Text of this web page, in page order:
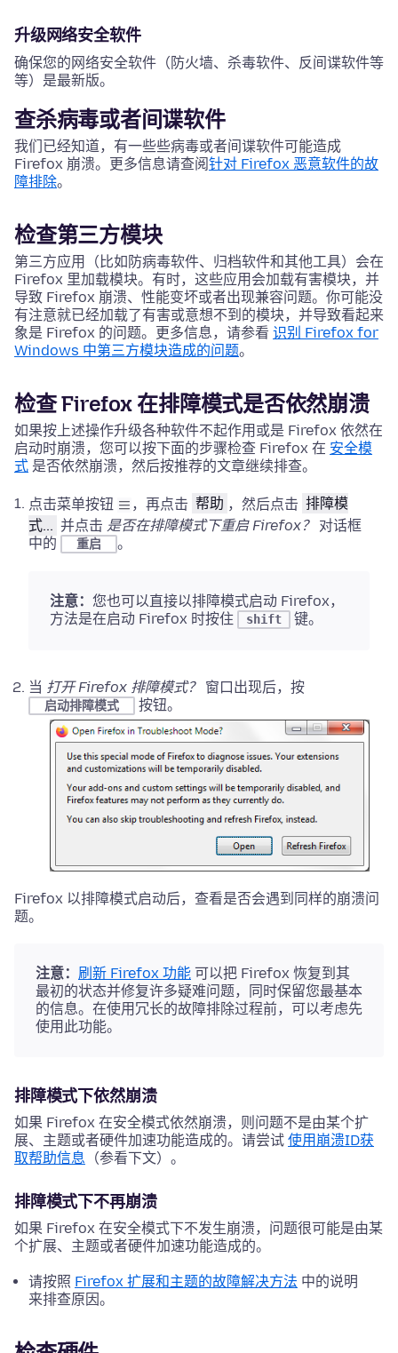
升级网络安全软件
确保您的网络安全软件（防火墙、杀毒软件、反间谍软件等
等）是最新版。
查杀病毒或者间谍软件
我们已经知道，有一些些病毒或者间谍软件可能造成
Firefox 崩溃。更多信息请查阅针对 Firefox 恶意软件的故
障排除。
检查第三方模块
第三方应用（比如防病毒软件、归档软件和其他工具）会在
Firefox 里加载模块。有时，这些应用会加载有害模块，并
导致 Firefox 崩溃、性能变坏或者出现兼容问题。你可能没
有注意就已经加载了有害或意想不到的模块，并导致看起来
象是 Firefox 的问题。更多信息，请参看 识别 Firefox for
Windows 中第三方模块造成的问题。
检查 Firefox 在排障模式是否依然崩溃
如果按上述操作升级各种软件不起作用或是 Firefox 依然在
启动时崩溃，您可以按下面的步骤检查 Firefox 在 安全模
式 是否依然崩溃，然后按推荐的文章继续排查。
点击菜单按钮 ，再点击 帮助 ，然后点击 排障模
式... 并点击 是否在排障模式下重启 Firefox？ 对话框
中的
重启 。
注意： 您也可以直接以排障模式启动 Firefox，
方法是在启动 Firefox 时按住 shift 键。
当 打开 Firefox 排障模式？ 窗口出现后，按
启动排障模式 按钮。
Firefox 以排障模式启动后，查看是否会遇到同样的崩溃问
题。
注意： 刷新 Firefox 功能 可以把 Firefox 恢复到其
最初的状态并修复许多疑难问题，同时保留您最基本
的信息。在使用冗长的故障排除过程前，可以考虑先
使用此功能。
排障模式下依然崩溃
如果 Firefox 在安全模式依然崩溃，则问题不是由某个扩
展、主题或者硬件加速功能造成的。请尝试 使用崩溃ID获
取帮助信息 （参看下文）。
排障模式下不再崩溃
如果 Firefox 在安全模式下不发生崩溃，问题很可能是由某
个扩展、主题或者硬件加速功能造成的。
请按照 Firefox 扩展和主题的故障解决方法 中的说明
来排查原因。